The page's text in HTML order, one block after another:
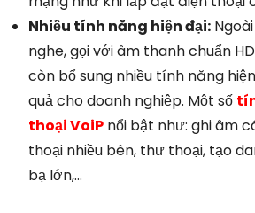
Nhiều tính năng hiện đại:
nghe, gọi với âm thanh chuẩn
còn bổ sung nhiều tính năng
quả cho doanh nghiệp. Một số
thoại VoiP nổi bật như: ghi âm
thoại nhiều bên, thư thoại, tạo
bạ lớn,…